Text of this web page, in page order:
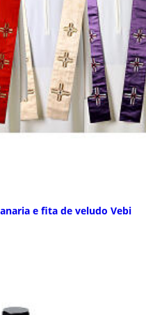
e fita de veludo Vebi